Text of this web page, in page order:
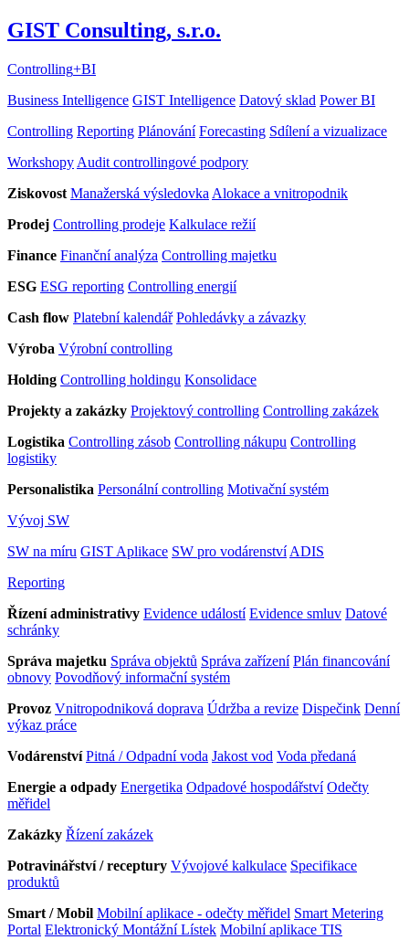
GIST Consulting, s.r.o.
Controlling+BI
Business Intelligence GIST Intelligence Datový sklad Power BI
Controlling Reporting Plánování Forecasting Sdílení a vizualizace
Workshopy Audit controllingové podpory
Ziskovost Manažerská výsledovka Alokace a vnitropodnik
Prodej Controlling prodeje Kalkulace režií
Finance Finanční analýza Controlling majetku
ESG ESG reporting Controlling energií
Cash flow Platební kalendář Pohledávky a závazky
Výroba Výrobní controlling
Holding Controlling holdingu Konsolidace
Projekty a zakázky Projektový controlling Controlling zakázek
Logistika Controlling zásob Controlling nákupu Controlling
logistiky
Personalistika Personální controlling Motivační systém
Vývoj SW
SW na míru GIST Aplikace SW pro vodárenství ADIS
Reporting
Řízení administrativy Evidence událostí Evidence smluv Datové
schránky
Správa majetku Správa objektů Správa zařízení Plán financování
obnovy Povodňový informační systém
Provoz Vnitropodniková doprava Údržba a revize Dispečink Denní
výkaz práce
Vodárenství Pitná / Odpadní voda Jakost vod Voda předaná
Energie a odpady Energetika Odpadové hospodářství Odečty
měřidel
Zakázky Řízení zakázek
Potravinářství / receptury Vývojové kalkulace Specifikace
produktů
Smart / Mobil Mobilní aplikace - odečty měřidel Smart Metering
Portal Elektronický Montážní Lístek Mobilní aplikace TIS